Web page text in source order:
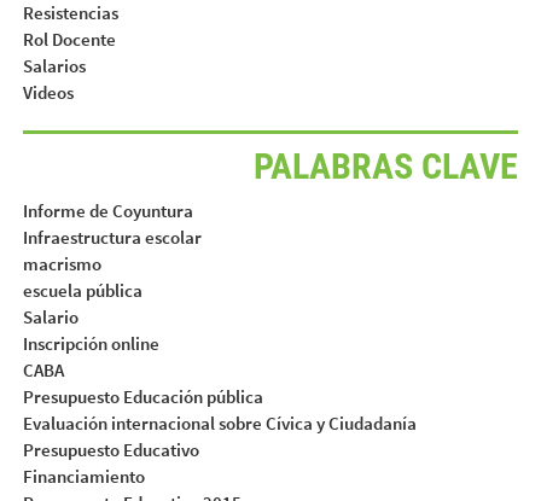
Resistencias
Rol Docente
Salarios
Videos
PALABRAS CLAVE
Informe de Coyuntura
Infraestructura escolar
macrismo
escuela pública
Salario
Inscripción online
CABA
Presupuesto Educación pública
Evaluación internacional sobre Cívica y Ciudadanía
Presupuesto Educativo
Financiamiento